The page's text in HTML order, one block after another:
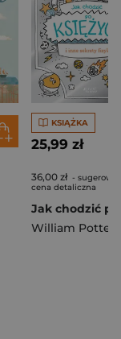
KSIĄŻKA
25,99 zł
36,00 zł -
cena detaliczna
William Potter